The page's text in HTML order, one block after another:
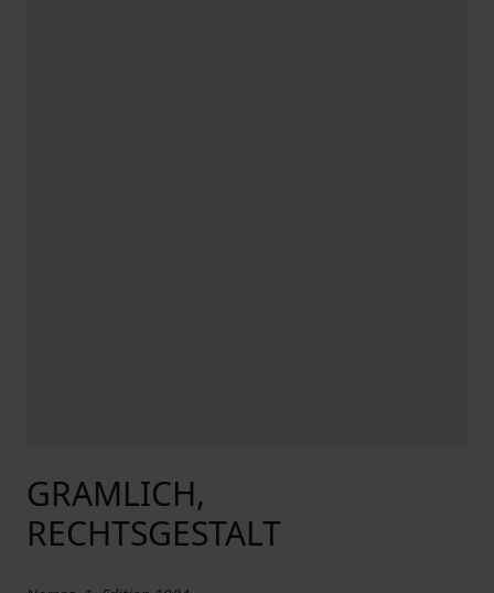
GRAMLICH,
RECHTSGESTALT